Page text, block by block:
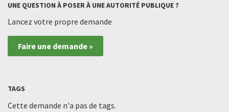
UNE QUESTION À POSER À UNE AUTORITÉ PUBLIQUE ?
Lancez votre propre demande
Faire une demande »
TAGS
Cette demande n'a pas de tags.